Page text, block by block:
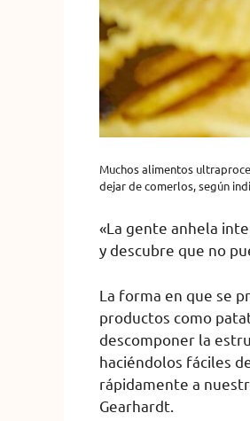
Muchos alimentos
dejar de comerlos, según
«La gente anhela
y descubre que no
La forma en que se
productos como
descomponer la
haciéndolos fáciles
rápidamente a
Gearhardt.